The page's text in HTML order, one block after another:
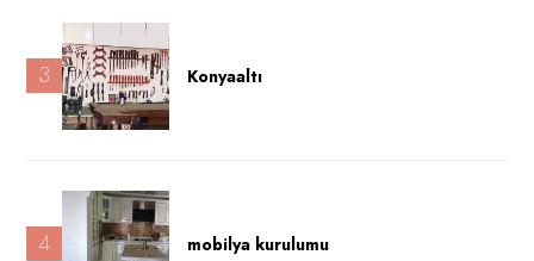
3 Konyaaltı
4 mobilya kurulumu